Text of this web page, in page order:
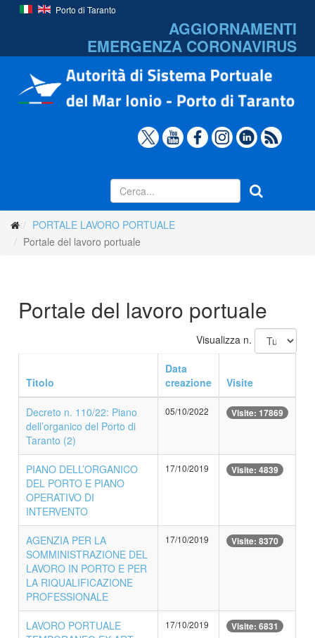
Porto di Taranto
AGGIORNAMENTI
EMERGENZA CORONAVIRUS
PORTALE LAVORO PORTUALE
Portale del lavoro portuale
Portale del lavoro portuale
Visualizza n.
Titolo
Data
creazione
Visite
Decreto n. 110/22: Piano
dell’organico del Porto di
Taranto (2)
05/10/2022 Visite: 17869
PIANO DELL’ORGANICO
DEL PORTO E PIANO
OPERATIVO DI
INTERVENTO
17/10/2019 Visite: 4839
AGENZIA PER LA
SOMMINISTRAZIONE DEL
LAVORO IN PORTO E PER
LA RIQUALIFICAZIONE
PROFESSIONALE
17/10/2019 Visite: 8370
LAVORO PORTUALE
17/10/2019 Visite: 6831